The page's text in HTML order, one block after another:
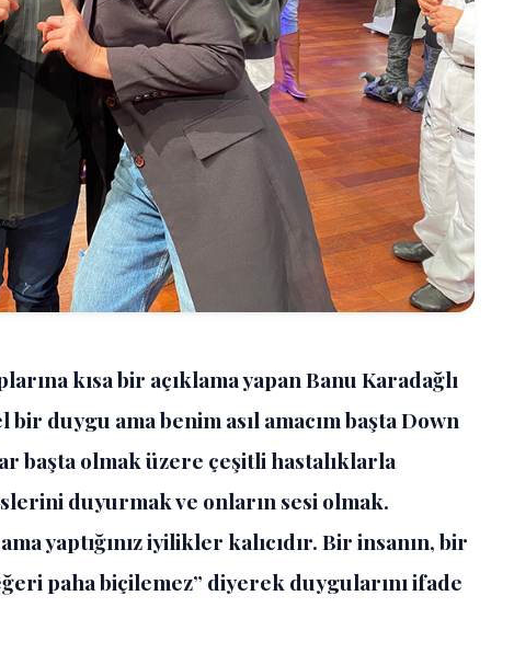
kısa bir açıklama yapan Banu Karadağlı
duygu ama benim asıl amacım başta Down
başta olmak üzere çeşitli hastalıklarla
duyurmak ve onların sesi olmak.
yaptığınız iyilikler kalıcıdır. Bir insanın, bir
paha biçilemez” diyerek duygularını ifade